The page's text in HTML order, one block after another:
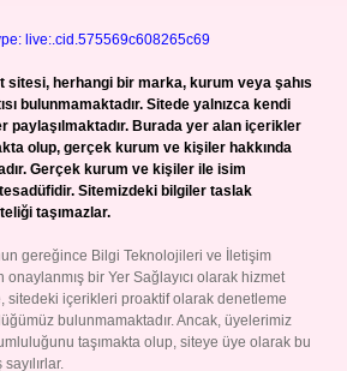
live:.cid.575569c608265c69
sitesi, herhangi bir marka, kurum veya şahıs
bulunmamaktadır. Sitede yalnızca kendi
paylaşılmaktadır. Burada yer alan içerikler
olup, gerçek kurum ve kişiler hakkında
Gerçek kurum ve kişiler ile isim
Sitemizdeki bilgiler taslak
taşımazlar.
gereğince Bilgi Teknolojileri ve İletişim
onaylanmış bir Yer Sağlayıcı olarak hizmet
sitedeki içerikleri proaktif olarak denetleme
bulunmamaktadır. Ancak, üyelerimiz
taşımakta olup, siteye üye olarak bu